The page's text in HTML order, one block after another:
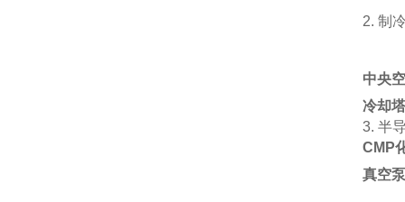
2. ‌ 制
中央
冷却塔
3. ‌ 半
CMP
真空